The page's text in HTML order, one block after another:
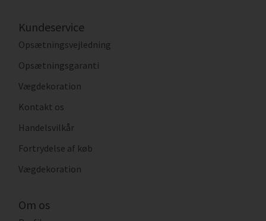
Kundeservice
Opsætningsvejledning
Opsætningsgaranti
Vægdekoration
Kontakt os
Handelsvilkår
Fortrydelse af køb
Vægdekoration
Om os